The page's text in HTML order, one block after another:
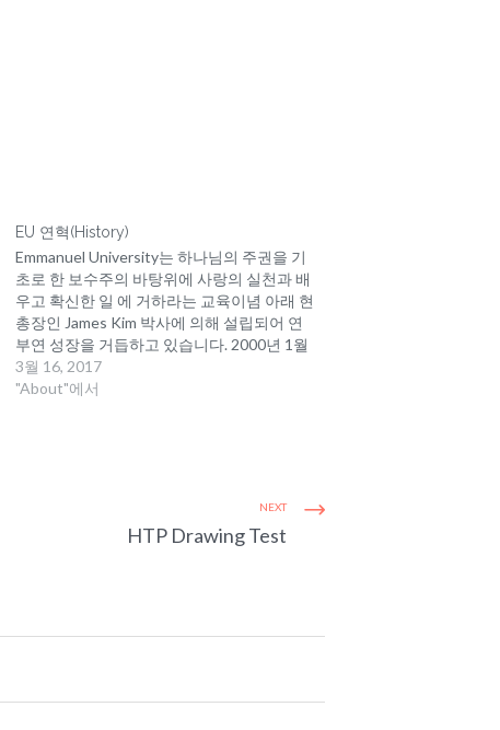
EU 연혁(History)
Emmanuel University는 하나님의 주권을 기
초로 한 보수주의 바탕위에 사랑의 실천과 배
우고 확신한 일 에 거하라는 교육이념 아래 현
총장인 James Kim 박사에 의해 설립되어 연
부연 성장을 거듭하고 있습니다. 2000년 1월
Emmanuel University는 미국의 State of
California Educational Department로부터
3월 16, 2017
"About"에서
NEXT
HTP Drawing Test